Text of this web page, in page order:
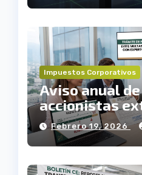
Impuestos Corporativos
Aviso anual
accionistas
Forma 96
Febrero 19, 2026